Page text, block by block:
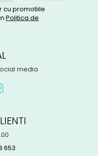
cu promotiile
Politica de
media
653